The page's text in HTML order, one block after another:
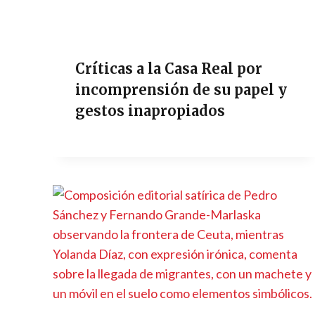
Críticas a la Casa Real por
incomprensión de su papel y
gestos inapropiados